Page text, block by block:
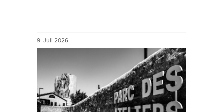
9. Juli 2026